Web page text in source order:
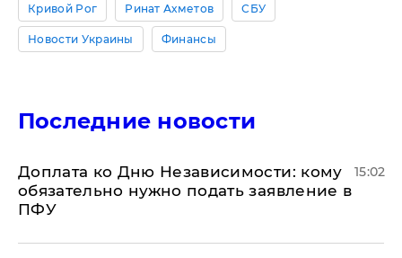
Кривой Рог Ринат Ахметов СБУ
Новости Украины Финансы
Последние новости
Доплата ко Дню Независимости: кому
обязательно нужно подать заявление в
ПФУ
15:02